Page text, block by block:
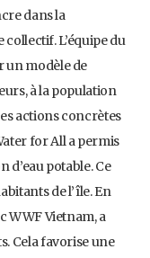
dans la
L’équipe du
un modèle de
à la population
actions concrètes
for All a permis
d’eau potable. Ce
de l’île. En
WWF Vietnam, a
Cela favorise une